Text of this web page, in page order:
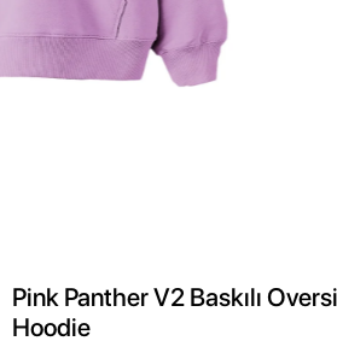
Pink Panther V2 Baskılı
Hoodie